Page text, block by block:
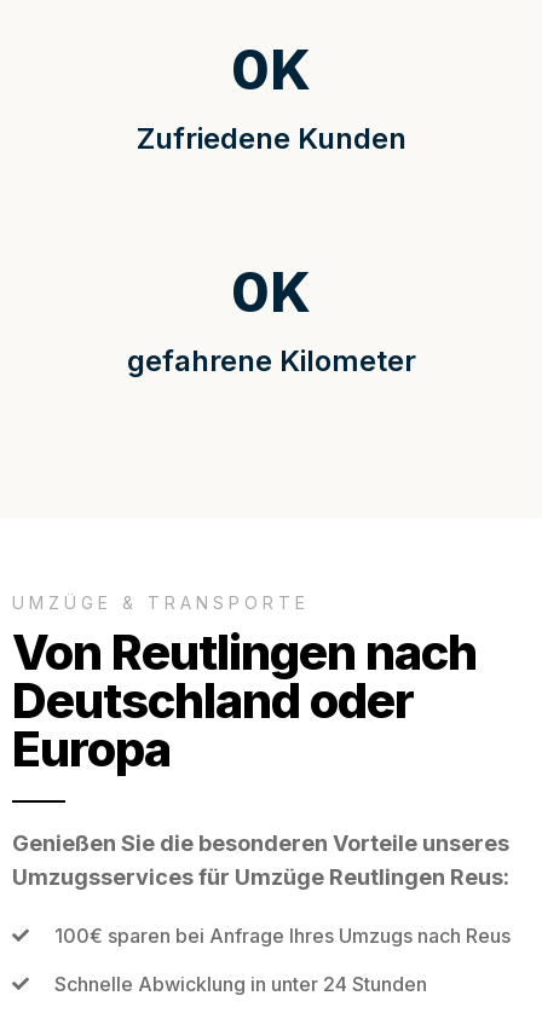
Zufriedene Kunden
0K
gefahrene Kilometer
0K
UMZÜGE & TRANSPORTE
Von Reutlingen nach
Deutschland oder
Europa
Genießen Sie die besonderen Vorteile unseres
Umzugsservices für Umzüge Reutlingen Reus:
100€ sparen bei Anfrage Ihres Umzugs nach Reus
Schnelle Abwicklung in unter 24 Stunden